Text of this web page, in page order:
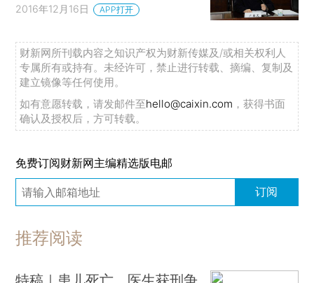
2016年12月16日 APP打开
财新网所刊载内容之知识产权为财新传媒及/或相关权利人
专属所有或持有。未经许可，禁止进行转载、摘编、复制及
建立镜像等任何使用。
如有意愿转载，请发邮件至hello@caixin.com ，获得书面
确认及授权后，方可转载。
免费订阅财新网主编精选版电邮
订阅
推荐阅读